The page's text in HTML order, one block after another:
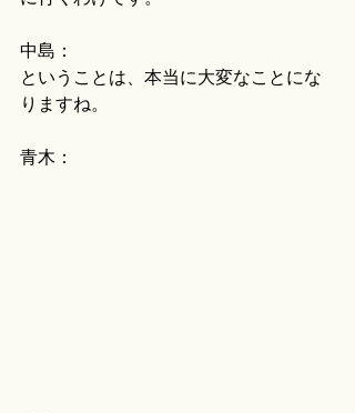
中島：
ということは、本当に大変なことにな
りますね。
青木：